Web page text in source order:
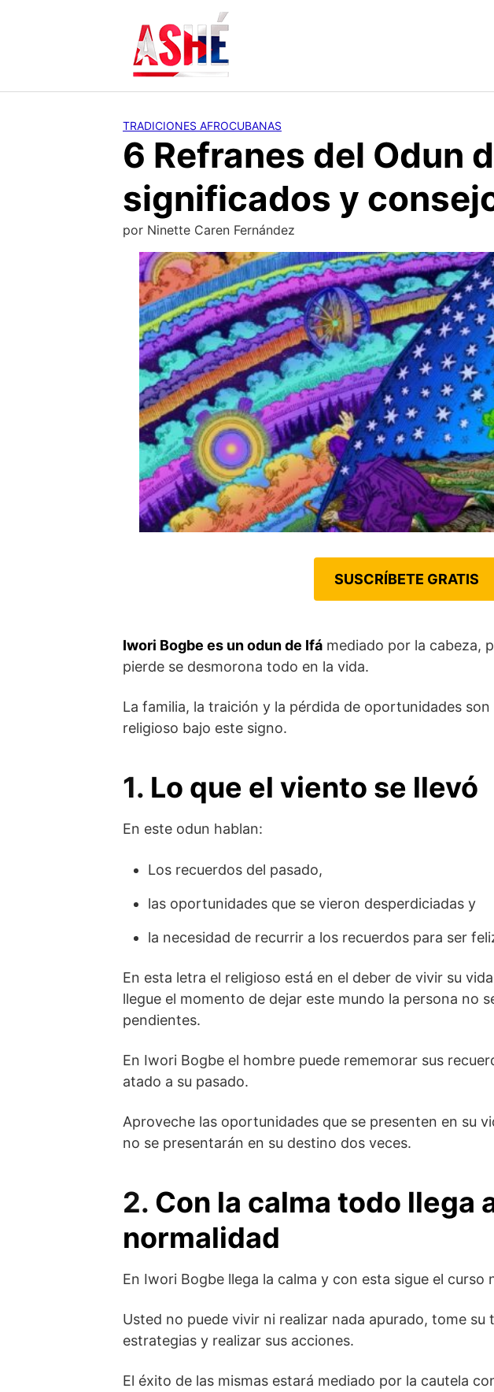
TRADICIONES AFROCUBANAS
6 Refranes del Odun
significados y
por Ninette Caren Fernández
SUSCRÍBETE GRATIS
Iwori Bogbe es un odun de Ifá mediado por la cabeza,
pierde se desmorona todo en la vida.
La familia, la traición y la pérdida de oportunidades
religioso bajo este signo.
1. Lo que el viento se llevó
En este odun hablan:
Los recuerdos del pasado,
las oportunidades que se vieron desperdiciadas y
la necesidad de recurrir a los recuerdos para ser
En esta letra el religioso está en el deber de vivir su
llegue el momento de dejar este mundo la persona no
pendientes.
En Iwori Bogbe el hombre puede rememorar sus
atado a su pasado.
Aproveche las oportunidades que se presenten en su
no se presentarán en su destino dos veces.
2. Con la calma todo llega
normalidad
En Iwori Bogbe llega la calma y con esta sigue el curso
Usted no puede vivir ni realizar nada apurado, tome su
estrategias y realizar sus acciones.
El éxito de las mismas estará mediado por la cautela